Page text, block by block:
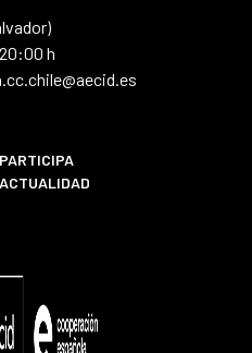
h
PARTICIPA
ACTUALIDAD